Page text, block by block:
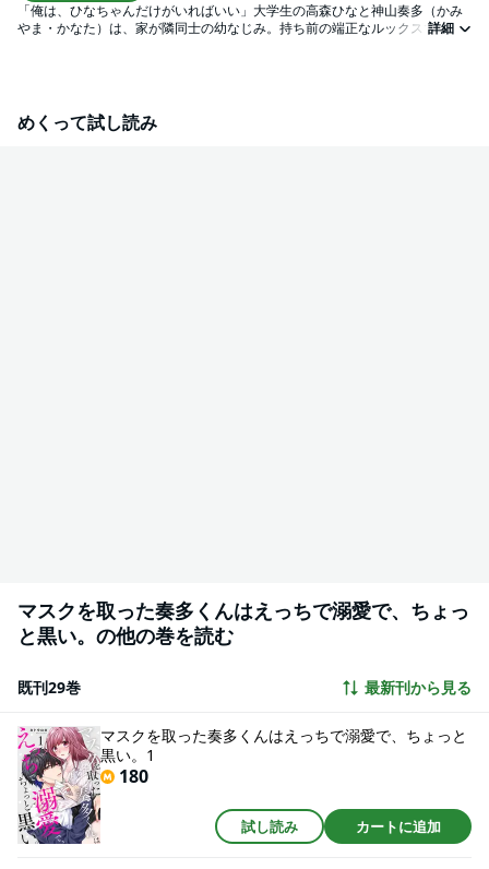
「俺は、ひなちゃんだけがいればいい」大学生の高森ひなと神山奏多（かみ
やま・かなた）は、家が隣同士の幼なじみ。持ち前の端正なルックスで女性
でも奏多の反応は、ひなが予想もしていなかったもので……？マスクを外した
奏多くんの、ちょっと黒めな甘い独占欲が全開！ずっと一緒にいた幼なじみ
詳細
めくって試し読み
マスクを取った奏多くんはえっちで溺愛で、ちょっ
と黒い。の他の巻を読む
既刊29巻 最新刊から見る
マスクを取った奏多くんはえっちで溺愛で、ちょっと
黒い。1
180
試し読み カートに追加